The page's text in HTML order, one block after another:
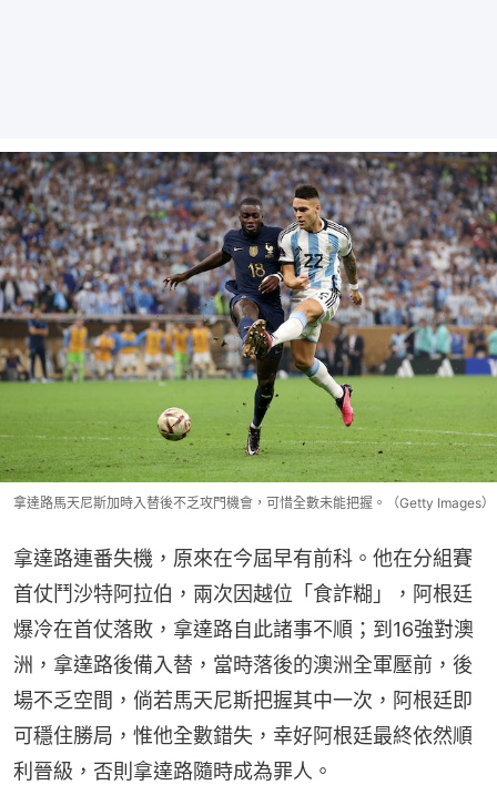
拿達路馬天尼斯加時入替後不乏攻門機會，可惜全數未能把握。（Getty Images）
拿達路連番失機，原來在今屆早有前科。他在分組賽
首仗鬥沙特阿拉伯，兩次因越位「食詐糊」，阿根廷
爆冷在首仗落敗，拿達路自此諸事不順；到16強對澳
洲，拿達路後備入替，當時落後的澳洲全軍壓前，後
場不乏空間，倘若馬天尼斯把握其中一次，阿根廷即
可穩住勝局，惟他全數錯失，幸好阿根廷最終依然順
利晉級，否則拿達路隨時成為罪人。